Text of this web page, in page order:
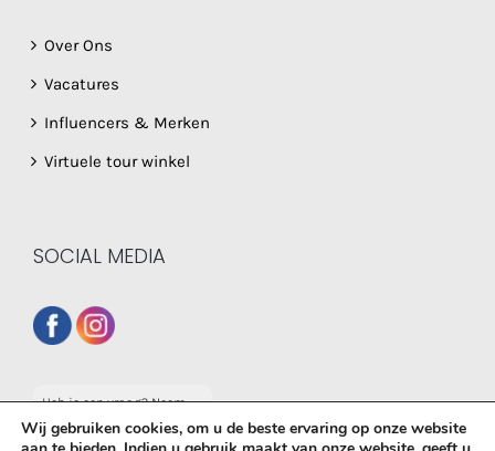
Over Ons
Vacatures
Influencers & Merken
Virtuele tour winkel
SOCIAL MEDIA
Heb je een vraag? Neem
dan gerust contact op
met onze whatsapp
Wij gebruiken cookies, om u de beste ervaring op onze website